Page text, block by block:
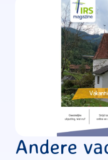
Andere